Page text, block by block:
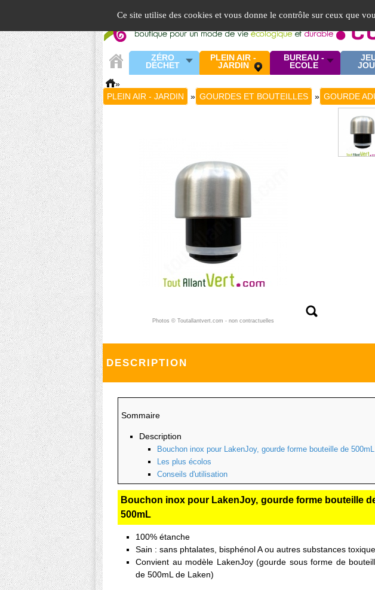
Ce site utilise des cookies et vous donne le contrôle sur ceux que
ZÉRO
DÉCHET
PLEIN AIR -
JARDIN
BUREAU -
ECOLE
»
PLEIN AIR - JARDIN
» GOURDES ET BOUTEILLES » GOURDE
Photos © Toutallantvert.com - non contractuelles
DESCRIPTION
Sommaire
Description
Bouchon inox pour LakenJoy, gourde forme bouteille de 500mL
Les plus écolos
Conseils d'utilisation
Bouchon inox pour LakenJoy, gourde forme bouteille
500mL
100% étanche
Sain : sans phtalates, bisphénol A ou autres substances
Convient au modèle LakenJoy (gourde sous forme de
de 500mL de Laken)